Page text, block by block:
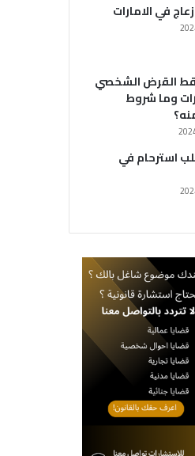
في الامارات
القرض الشخصي
وما شروط
استرحام في